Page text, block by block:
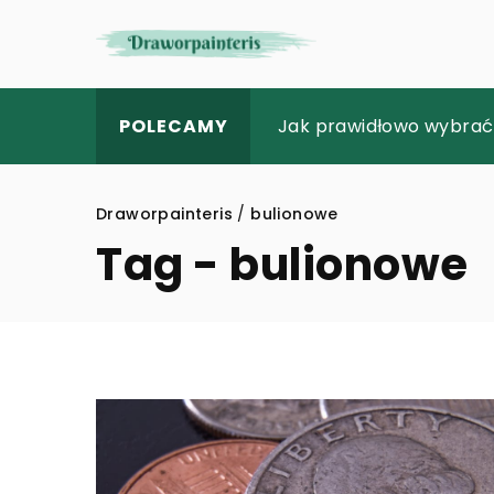
POLECAMY Jak dopasować
Jak prawidłowo
Bezbolesne leczenie
Draworpainteris / bulionowe
Tag - bulionowe